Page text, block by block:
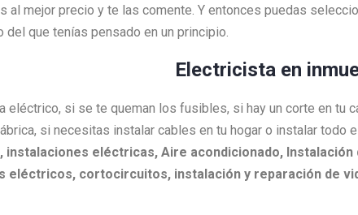
mejor precio y te las comente. Y entonces puedas
que tenías pensado en un principio.
Electricista en
si se te queman los fusibles, si hay un corte en tu
si necesitas instalar cables en tu hogar o instalar todo
instalaciones eléctricas, Aire acondicionado, Instalación
eléctricos, cortocircuitos, instalación y reparación de